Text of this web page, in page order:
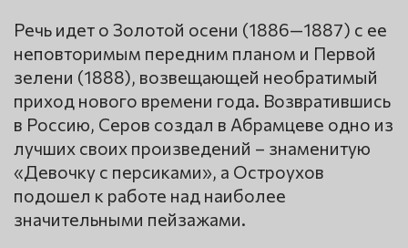
Речь идет о Золотой осени (1886—1887) с ее
неповторимым передним планом и Первой
зелени (1888), возвещающей необратимый
приход нового времени года. Возвратившись
в Россию, Серов создал в Абрамцеве одно из
лучших своих произведений – знаменитую
«Девочку с персиками», а Остроухов
подошел к работе над наиболее
значительными пейзажами.